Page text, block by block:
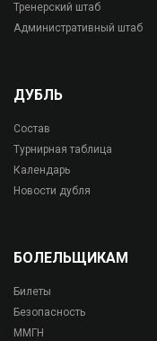
Тренерский штаб
Административный штаб
ДУБЛЬ
Состав
Турнирная таблица
Календарь
Новости дубля
БОЛЕЛЬЩИКАМ
Билеты
Безопасность
ММГН